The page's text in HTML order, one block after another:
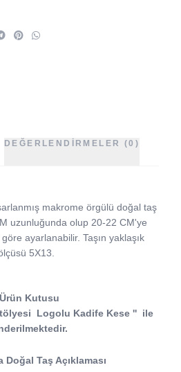
DEĞERLENDIRMELER (0)
makrome örgülü doğal taş
uzunluğunda olup 20-22 CM'ye
ayarlanabilir. Taşın yaklaşık
5X13.
Ürün Kutusu
Logolu Kadife Kese '' ile
Doğal Taş Açıklaması